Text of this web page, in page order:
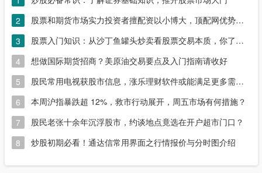
2
股票和期货市场实力投资者擅配资以小博大，顶配网优势尽显
3
股票入门知识：从沙丁鱼罐头炒卖看股票交易本质，你了解吗？
4
想做国际期货招商？美原油交易要点及入门指南请收好
5
股民常用电视获股市信息，涨乐理财软件或能满足更多需求？
6
本周沪指暴跌超 12%，救市行动展开，周五市场有何措施？
7
股民老张十余年沉浮股市，约谈地点竟选在开户超市门口？
8
炒股初期必看！通达信常用界面之行情报价与分时图介绍